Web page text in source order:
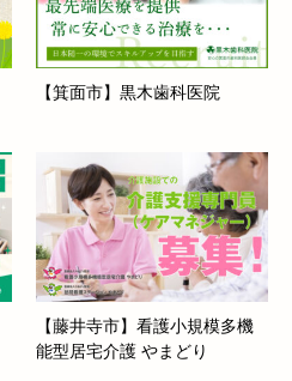
【箕面市】黒木歯科医院
【藤井寺市】看護小規模多機
能型居宅介護 やまどり